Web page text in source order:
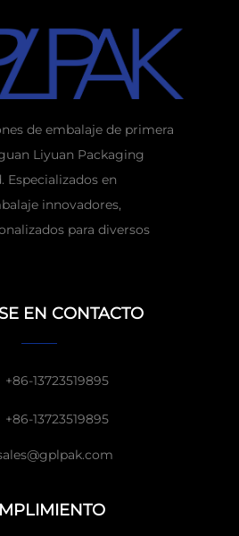
de 1 hora
de embalaje de primera
Liyuan Packaging
Especializados en
innovadores,
para diversos
EN CONTACTO
+86-13723519895
+86-13723519895